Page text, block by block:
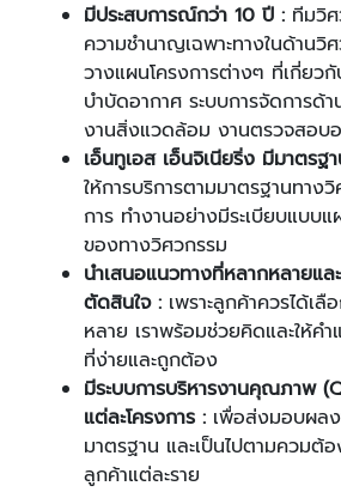
มีประสบการณ์กว่า 10 ปี : ทีมวิ
ความชำนาญเฉพาะทางในด้านวิ
วางแผนโครงการต่างๆ ที่เกี่ยว
บำบัดอากาศ ระบบการจัดการด้
งานสิ่งแวดล้อม งานตรวจสอบ
เอ็นทูเอส เอ็นจิเนียริ่ง มีมาตรฐ
ให้การบริการตามมาตรฐานทาง
การ ทำงานอย่างมีระเบียบแบบ
ของทางวิศวกรรม
นำเสนอแนวทางที่หลากหลายแล
ตัดสินใจ : เพราะลูกค้าควรได้เ
หลาย เราพร้อมช่วยคิดและให้คำ
ที่ง่ายและถูกต้อง
มีระบบการบริหารงานคุณภาพ
แต่ละโครงการ : เพื่อส่งมอบผล
มาตรฐาน และเป็นไปตามควมต้
ลูกค้าแต่ละราย